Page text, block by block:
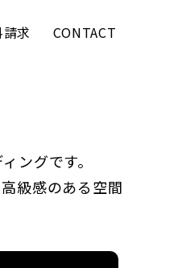
求 CONTACT
ングです。
級感のある空間